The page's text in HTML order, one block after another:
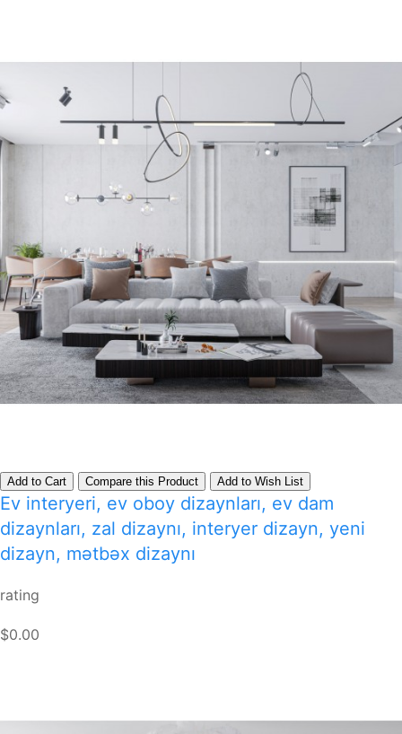
Add to Cart Compare this Product Add to Wish List
Ev interyeri, ev oboy dizaynları, ev dam
dizaynları, zal dizaynı, interyer dizayn, yeni
dizayn, mətbəx dizaynı
rating
$0.00